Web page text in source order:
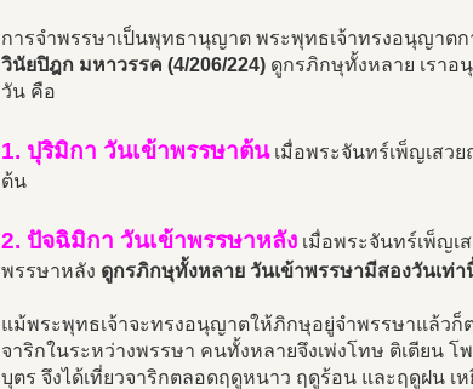
การจำพรรษาเป็นพุทธานุญาต พระพุทธเจ้าทรงอนุญาตก
วินัยปิฎก มหาวรรค (4/206/224) ดูกรภิกษุทั้งหลาย เราอ
วัน คือ
1. ปุริมิกา วันเข้าพรรษาต้นเมื่อพระจันทร์เพ็ญเสว
ต้น
2. ปัจฉิมิกา วันเข้าพรรษาหลัง เมื่อพระจันทร์เพ็ญเ
พรรษาหลัง ดูกรภิกษุทั้งหลาย วันเข้าพรรษามีสองวันเท่า
แม้พระพุทธเจ้าจะทรงอนุญาตให้ภิกษุอยู่จำพรรษาแล้วก็
จาริกในระหว่างพรรษา คนทั้งหลายจึงเพ่งโทษ ติเตียน
บุตร จึงได้เที่ยวจาริกตลอดฤดูหนาว ฤดูร้อน และฤดูฝน เ